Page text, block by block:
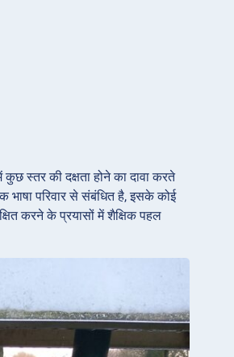
स्तर की दक्षता होने का दावा करते
परिवार से संबंधित है, इसके कोई
करने के प्रयासों में शैक्षिक पहल